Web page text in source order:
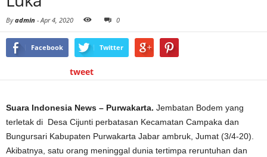
Byadmin - Apr 4, 2020 0
Facebook Twitter
tweet
Suara Indonesia News – Purwakarta. Jembatan Bodem yang
terletak di Desa Cijunti perbatasan Kecamatan Campaka dan
Bungursari Kabupaten Purwakarta Jabar ambruk, Jumat (3/4-20).
Akibatnya, satu orang meninggal dunia tertimpa reruntuhan dan